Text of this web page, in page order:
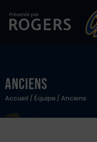
Anciens
Accueil Équipe Anciens
Billetterie
Stade Canac
Équipe